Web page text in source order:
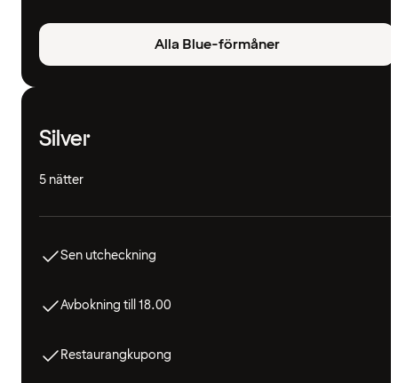
Alla Blue-förmåner
Silver
5 nätter
Sen utcheckning
Avbokning till 18.00
Restaurangkupong